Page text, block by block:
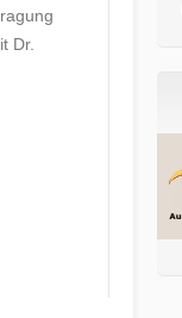
Dr.